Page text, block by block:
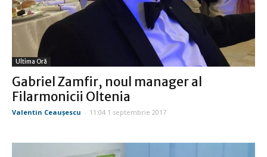
Ultima Oră
Gabriel Zamfir, noul manager al
Filarmonicii Oltenia
Valentin Ceauşescu - 11:04 1 septembrie 2017